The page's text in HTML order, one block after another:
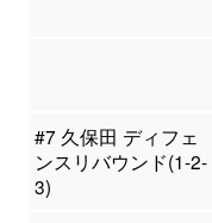
#7 久保田 ディフェ
ンスリバウンド(1-2-
3)